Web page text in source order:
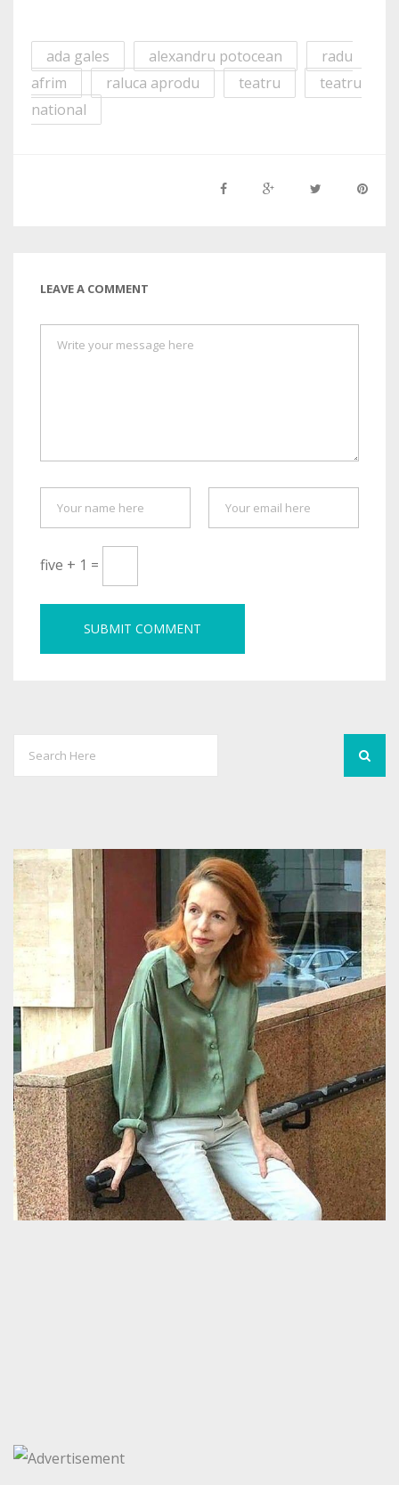
ada gales alexandru potocean
radu
afrim
raluca aprodu teatru
teatru
national
LEAVE A COMMENT
five + 1 =